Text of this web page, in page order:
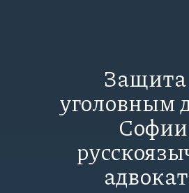
уголовным
Софии